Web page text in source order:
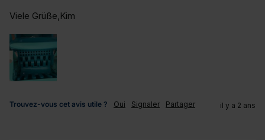
Viele Grüße,Kim
Trouvez-vous cet avis utile ? Oui Signaler Partager il y a 2 ans